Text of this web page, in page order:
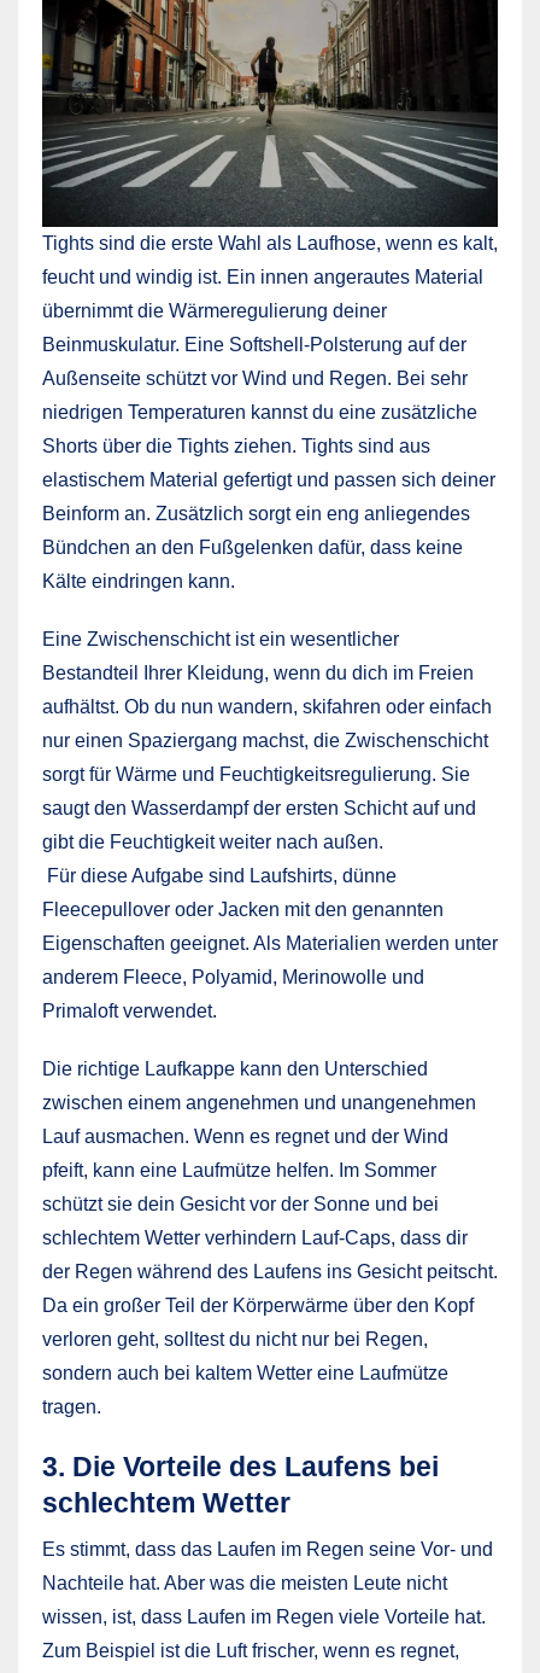
Tights sind die erste Wahl als Laufhose, wenn es kalt,
feucht und windig ist. Ein innen angerautes Material
übernimmt die Wärmeregulierung deiner
Beinmuskulatur. Eine Softshell-Polsterung auf der
Außenseite schützt vor Wind und Regen. Bei sehr
niedrigen Temperaturen kannst du eine zusätzliche
Shorts über die Tights ziehen. Tights sind aus
elastischem Material gefertigt und passen sich deiner
Beinform an. Zusätzlich sorgt ein eng anliegendes
Bündchen an den Fußgelenken dafür, dass keine
Kälte eindringen kann.
Eine Zwischenschicht ist ein wesentlicher
Bestandteil Ihrer Kleidung, wenn du dich im Freien
aufhältst. Ob du nun wandern, skifahren oder einfach
nur einen Spaziergang machst, die Zwischenschicht
sorgt für Wärme und Feuchtigkeitsregulierung. Sie
saugt den Wasserdampf der ersten Schicht auf und
gibt die Feuchtigkeit weiter nach außen.
Für diese Aufgabe sind Laufshirts, dünne
Fleecepullover oder Jacken mit den genannten
Eigenschaften geeignet. Als Materialien werden unter
anderem Fleece, Polyamid, Merinowolle und
Primaloft verwendet.
Die richtige Laufkappe kann den Unterschied
zwischen einem angenehmen und unangenehmen
Lauf ausmachen. Wenn es regnet und der Wind
pfeift, kann eine Laufmütze helfen. Im Sommer
schützt sie dein Gesicht vor der Sonne und bei
schlechtem Wetter verhindern Lauf-Caps, dass dir
der Regen während des Laufens ins Gesicht peitscht.
Da ein großer Teil der Körperwärme über den Kopf
verloren geht, solltest du nicht nur bei Regen,
sondern auch bei kaltem Wetter eine Laufmütze
tragen.
3. Die Vorteile des Laufens bei
schlechtem Wetter
Es stimmt, dass das Laufen im Regen seine Vor- und
Nachteile hat. Aber was die meisten Leute nicht
wissen, ist, dass Laufen im Regen viele Vorteile hat.
Zum Beispiel ist die Luft frischer, wenn es regnet,